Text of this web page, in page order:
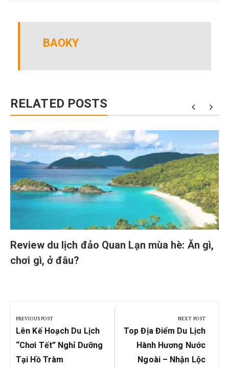
BAOKY
RELATED POSTS
Review du lịch đảo Quan Lạn mùa hè: Ăn gì,
chơi gì, ở đâu?
navigation
PREVIOUS POST
Previous
Post:
Lên Kế Hoạch Du Lịch
“Chơi Tết” Nghỉ Dưỡng
Tại Hồ Tràm
NEXT POST
Next
Post:
Top Địa Điểm Du Lịch
Hành Hương Nước
Ngoài – Nhận Lộc